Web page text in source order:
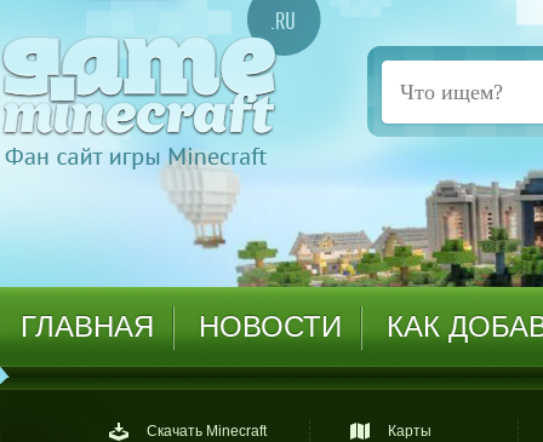
ГЛАВНАЯ НОВОСТИ КАК
Скачать Minecraft Карты